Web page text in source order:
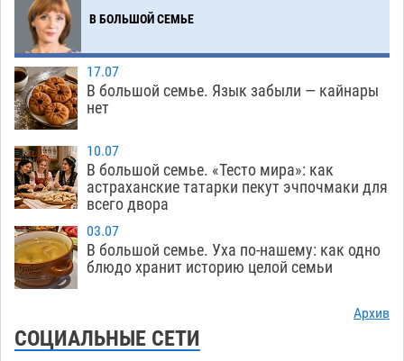
12:02
Астраханский следком помог подростку
получить зарплату за честный труд
449
гандболисты крупно проиграли пермякам
08.08 417
09:00
Лидеры чеченской диаспоры в Астрахани
осудили выходку молодого лихача с улицы
Никольской
08.08
Завтра астраханцы проведут день в режиме
экстремальной температурной нагрузки
В БОЛЬШОЙ СЕМЬЕ
17.07
В большой семье. Язык забыли — кайнары
нет
10.07
В большой семье. «Тесто мира»: как
астраханские татарки пекут эчпочмаки для
всего двора
03.07
В большой семье. Уха по-нашему: как одно
блюдо хранит историю целой семьи
Архив
СОЦИАЛЬНЫЕ СЕТИ